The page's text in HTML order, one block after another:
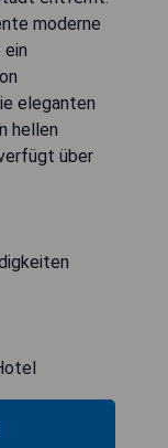
moderne
eleganten
hellen
über